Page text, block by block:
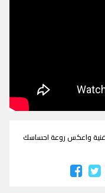
واعكس روعة احساسك